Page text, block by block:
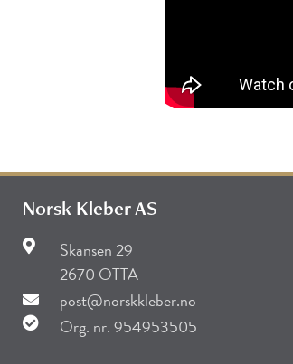
Norsk Kleber AS
Skansen 29
2670 OTTA
post@norskkleber.no
Org. nr. 954953505